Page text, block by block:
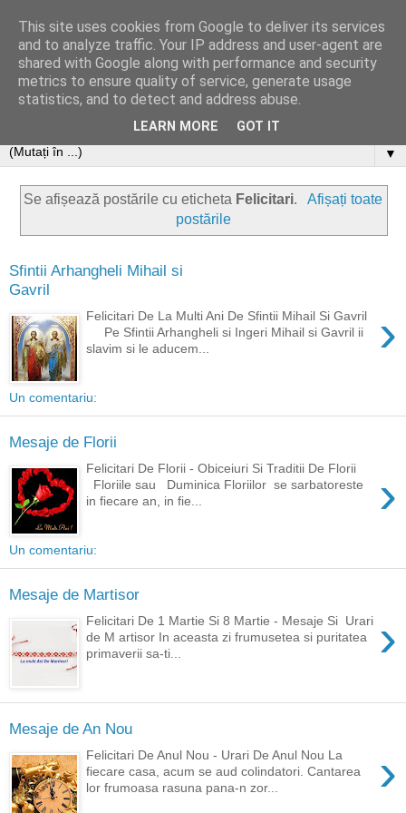
▼
Se afișează postările cu eticheta Felicitari.
Afișați toate
postările
Sfintii Arhangheli Mihail si
Gavril
›
Felicitari De La Multi Ani De Sfintii Mihail Si Gavril
Pe Sfintii Arhangheli si Ingeri Mihail si Gavril ii
slavim si le aducem...
Un comentariu:
Mesaje de Florii
›
Felicitari De Florii - Obiceiuri Si Traditii De Florii
Floriile sau Duminica Floriilor se sarbatoreste
in fiecare an, in fie...
Un comentariu:
Mesaje de Martisor
›
Felicitari De 1 Martie Si 8 Martie - Mesaje Si Urari
de M artisor In aceasta zi frumusetea si puritatea
primaverii sa-ti...
Mesaje de An Nou
›
Felicitari De Anul Nou - Urari De Anul Nou La
fiecare casa, acum se aud colindatori. Cantarea
lor frumoasa rasuna pana-n zor...
This site uses cookies from Google to deliver its services
and to analyze traffic. Your IP address and user-agent are
shared with Google along with performance and security
metrics to ensure quality of service, generate usage
statistics, and to detect and address abuse.
LEARN MORE GOT IT